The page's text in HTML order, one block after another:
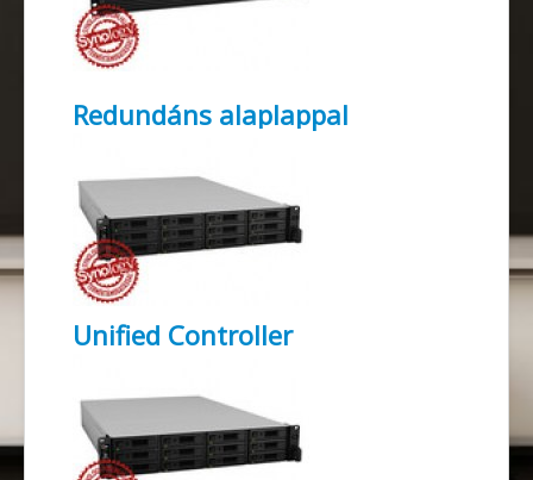
Redundáns alaplappal
Unified Controller